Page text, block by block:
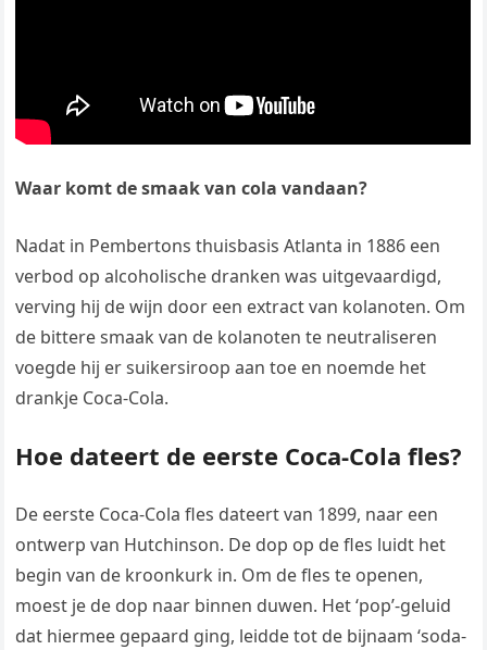
Waar komt de smaak van cola vandaan?
Nadat in Pembertons thuisbasis Atlanta in 1886 een
verbod op alcoholische dranken was uitgevaardigd,
verving hij de wijn door een extract van kolanoten. Om
de bittere smaak van de kolanoten te neutraliseren
voegde hij er suikersiroop aan toe en noemde het
drankje Coca-Cola.
Hoe dateert de eerste Coca-Cola fles?
De eerste Coca-Cola fles dateert van 1899, naar een
ontwerp van Hutchinson. De dop op de fles luidt het
begin van de kroonkurk in. Om de fles te openen,
moest je de dop naar binnen duwen. Het ‘pop’-geluid
dat hiermee gepaard ging, leidde tot de bijnaam ‘soda-